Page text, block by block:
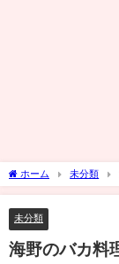
ホーム 未分類
未分類
海野のバカ料